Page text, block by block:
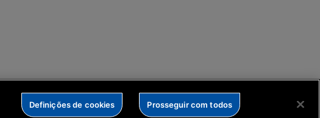
Definições de cookies Prosseguir com todos